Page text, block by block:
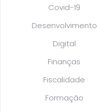
Covid-19
Desenvolvimento
Digital
Finanças
Fiscalidade
Formação